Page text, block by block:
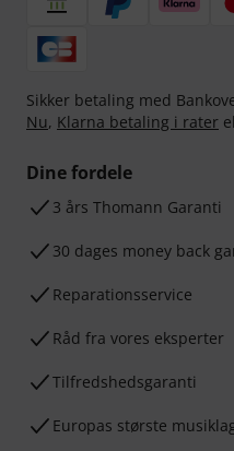
Sikker betaling med
Nu, Klarna betaling i rater
Dine fordele
3 års Thomann Garanti
30 dages money back
Reparationsservice
Råd fra vores eksperter
Tilfredshedsgaranti
Europas største